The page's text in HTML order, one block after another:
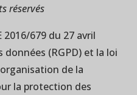
réservés
679 du 27 avril
(RGPD) et la loi
de la
la protection des